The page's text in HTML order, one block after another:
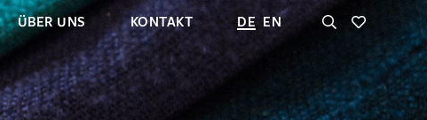
ÜBER UNS KONTAKT DE EN